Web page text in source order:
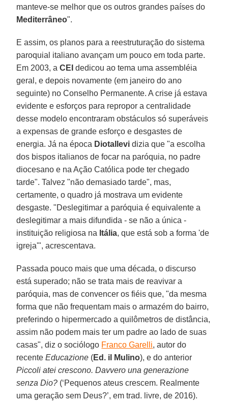
manteve-se melhor que os outros grandes países do
Mediterrâneo".
E assim, os planos para a reestruturação do sistema
paroquial italiano avançam um pouco em toda parte.
Em 2003, aCEI dedicou ao tema uma assembléia
geral, e depois novamente (em janeiro do ano
seguinte) no Conselho Permanente. A crise já estava
evidente e esforços para repropor a centralidade
desse modelo encontraram obstáculos só superáveis
a expensas de grande esforço e desgastes de
energia. Já na época Diotallevi dizia que "a escolha
dos bispos italianos de focar na paróquia, no padre
diocesano e na Ação Católica pode ter chegado
tarde". Talvez "não demasiado tarde", mas,
certamente, o quadro já mostrava um evidente
desgaste. "Deslegitimar a paróquia é equivalente a
deslegitimar a mais difundida - se não a única -
instituição religiosa na Itália, que está sob a forma 'de
igreja'", acrescentava.
Passada pouco mais que uma década, o discurso
está superado; não se trata mais de reavivar a
paróquia, mas de convencer os fiéis que, "da mesma
forma que não frequentam mais o armazém do bairro,
preferindo o hipermercado a quilômetros de distância,
assim não podem mais ter um padre ao lado de suas
casas", diz o sociólogo Franco Garelli, autor do
recenteEducazione (Ed. il Mulino), e do anterior
Piccoli atei crescono. Davvero una generazione
senza Dio? (‘Pequenos ateus crescem. Realmente
uma geração sem Deus?’, em trad. livre, de 2016).